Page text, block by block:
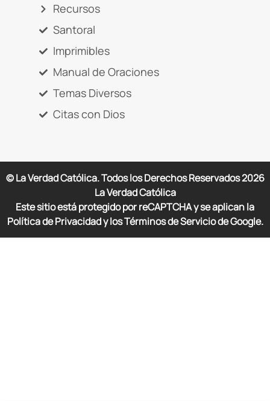
Recursos
Santoral
Imprimibles
Manual de Oraciones
Temas Diversos
Citas con Dios
© La Verdad Católica. Todos los Derechos Reservados2026
La Verdad Católica
Este sitio está protegido por reCAPTCHA y se aplican la
Política de Privacidad y los Términos de Servicio de Google.